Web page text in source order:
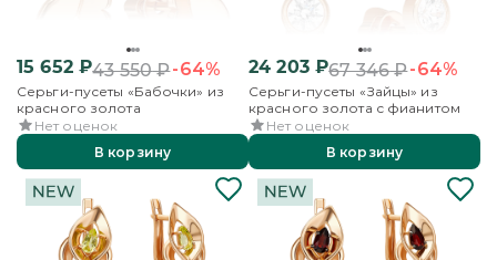
15 652₽43 550₽-64%
Серьги-пусеты «Бабочки» из
красного золота
Нет оценок
В корзину
24 203₽67 346₽-64%
Серьги-пусеты «Зайцы» из
красного золота с фианитом
Нет оценок
В корзину